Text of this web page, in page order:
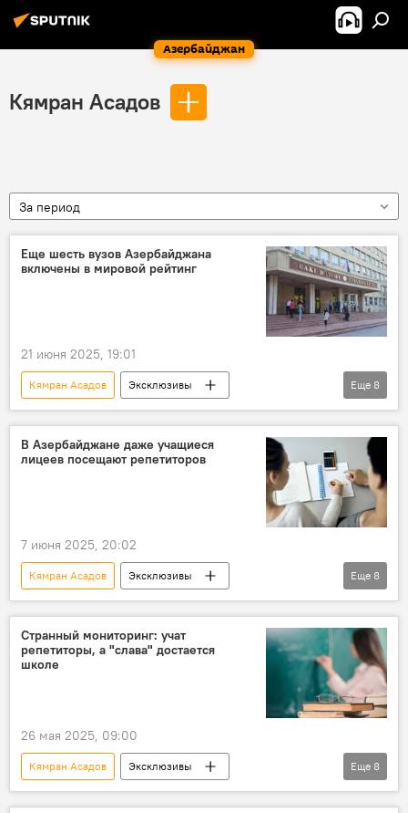
Азербайджан
Кямран Асадов
За период
Еще шесть вузов Азербайджана
включены в мировой рейтинг
21 июня 2025, 19:01
Кямран Асадов
Эксклюзивы
Азербайджан
Министерство науки и образования АР
Образование
вузы
Эксперт
Еще 8
В Азербайджане даже учащиеся
лицеев посещают репетиторов
7 июня 2025, 20:02
Кямран Асадов
Эксклюзивы
Азербайджан
Общество
Образование
Министерство науки и образования АР
Еще 8
Странный мониторинг: учат
репетиторы, а "слава" достается
школе
26 мая 2025, 09:00
Кямран Асадов
Эксклюзивы
Азербайджан
Образование
Еще 8